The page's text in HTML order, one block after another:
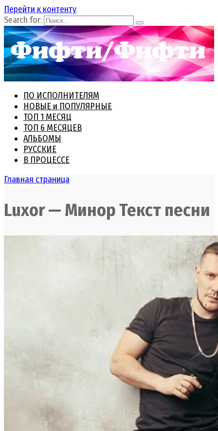
Перейти к контенту
Search for:
ПО ИСПОЛНИТЕЛЯМ
НОВЫЕ и ПОПУЛЯРНЫЕ
ТОП 1 МЕСЯЦ
ТОП 6 МЕСЯЦЕВ
АЛЬБОМЫ
РУССКИЕ
В ПРОЦЕССЕ
Главная страница
Luxor — Минор Текст песни